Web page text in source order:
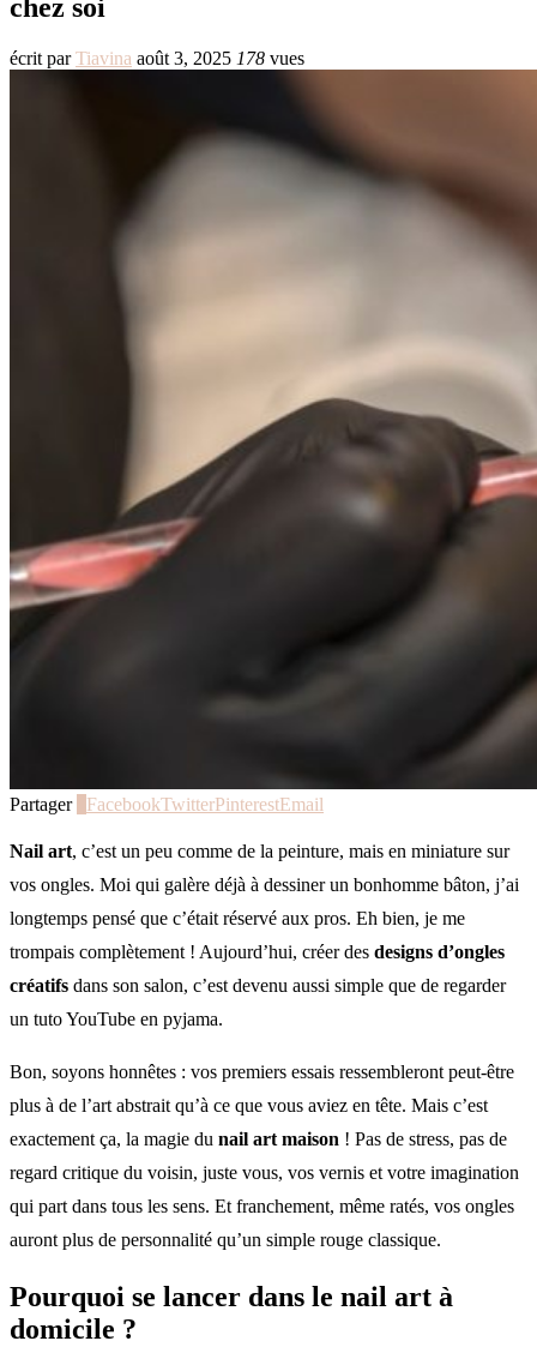
chez soi
écrit parTiavina août 3, 2025 178 vues
Partager FacebookTwitterPinterestEmail
Nail art, c’est un peu comme de la peinture, mais en miniature sur
vos ongles. Moi qui galère déjà à dessiner un bonhomme bâton, j’ai
longtemps pensé que c’était réservé aux pros. Eh bien, je me
trompais complètement ! Aujourd’hui, créer des designs d’ongles
créatifs dans son salon, c’est devenu aussi simple que de regarder
un tuto YouTube en pyjama.
Bon, soyons honnêtes : vos premiers essais ressembleront peut-être
plus à de l’art abstrait qu’à ce que vous aviez en tête. Mais c’est
exactement ça, la magie du nail art maison ! Pas de stress, pas de
regard critique du voisin, juste vous, vos vernis et votre imagination
qui part dans tous les sens. Et franchement, même ratés, vos ongles
auront plus de personnalité qu’un simple rouge classique.
Pourquoi se lancer dans le nail art à
domicile ?